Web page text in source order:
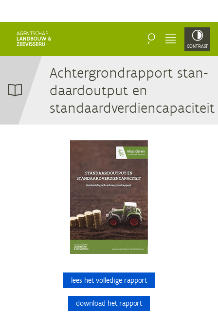
ZOEKEN MENU CONTRAST
Ach­ter­grond­rap­port stan­
daar­dout­put en
lees het volledige rapport
download het rapport